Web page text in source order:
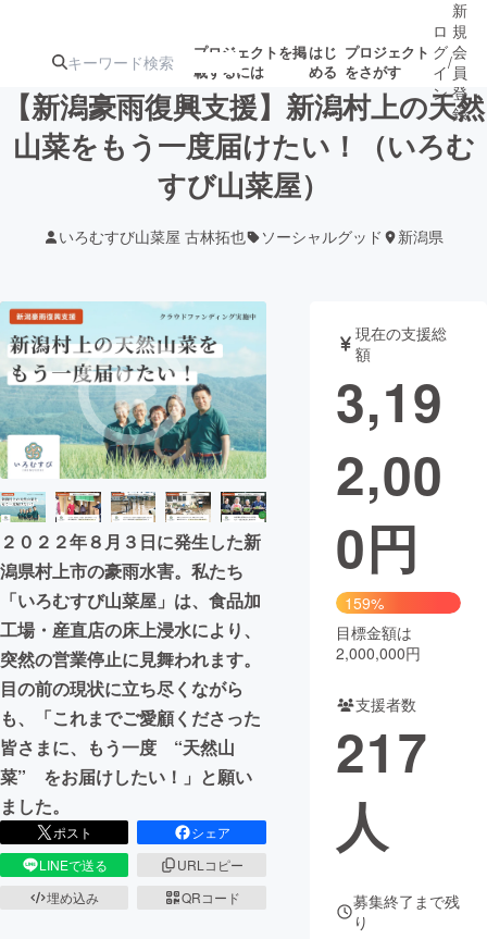
プロジェクトを掲
載するには
はじ
める
プロジェクト
をさがす
注目の新着プロ
ジェクト
募集終了が近いプ
ロジェクト
テクノロジー・ガジェット
映像・映画 書籍・雑誌
ビジネス・起業 チャレンジ
まちづくり・地域活性化
CAMPFIRE for Social Good
CAMPFIRE Creation
CAMPFIREふるさと納税
コミュニティ
ロ
グ
イ
ン
/
新
規
会
員
登
録
【新潟豪雨復興支援】新潟村上の天然
山菜をもう一度届けたい！（いろむ
すび山菜屋）
いろむすび山菜屋 古林拓也 ソーシャルグッド 新潟県
２０２２年８月３日に発生した新
潟県村上市の豪雨水害。私たち
「いろむすび山菜屋」は、食品加
工場・産直店の床上浸水により、
突然の営業停止に見舞われます。
目の前の現状に立ち尽くながら
も、「これまでご愛顧くださった
皆さまに、もう一度 “天然山
菜” をお届けしたい！」と願い
ました。
ポスト
シェア
LINEで送る
URLコピー
埋め込み
QRコード
現在の支援総
額
3,19
2,00
0円
159%
目標金額は
2,000,000円
支援者数
217
人
募集終了まで残
り